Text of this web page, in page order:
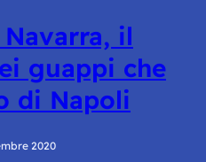
il
guappi che
di Napoli
2020